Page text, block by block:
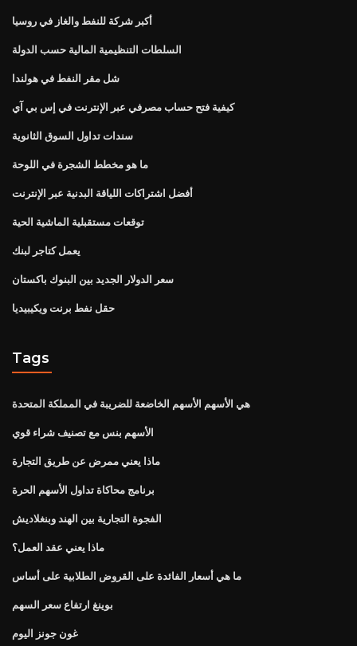
أكبر شركة للنفط والغاز في روسيا
السلطات التنظيمية المالية حسب الدولة
شل مقر النفط في هولندا
كيفية فتح حساب مصرفي عبر الإنترنت في إس بي آي
سندات تداول السوق الثانوية
ما هو مخطط الشجرة في اللوحة
أفضل اشتراكات اللياقة البدنية عبر الإنترنت
توقعات مستقبلية الماشية الحية
يعمل كتاجر لبنك
سعر الدولار الجديد بين البنوك باكستان
حقل نفط برنت ويكيبيديا
Tags
هي الأسهم الأسهم الخاضعة للضريبة في المملكة المتحدة
الأسهم بنس مع تصنيف شراء قوي
ماذا يعني ممرض عن طريق التجارة
برنامج محاكاة تداول الأسهم الحرة
الفجوة التجارية بين الهند وبنغلاديش
ماذا يعني عقد العمل؟
ما هي أسعار الفائدة على القروض الطلابية على أساس
بوينغ ارتفاع سعر السهم
غون جونز اليوم